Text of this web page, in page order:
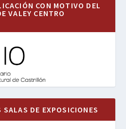
CON MOTIVO DEL
VALEY CENTRO
DE EXPOSICIONES